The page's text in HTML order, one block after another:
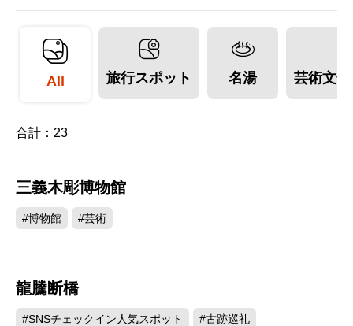
All 旅行スポット 名湯 芸術文
合計： 23
三義木彫博物館
#博物館 #芸術
龍騰断橋
#SNSチェックイン人気スポット #古跡巡礼